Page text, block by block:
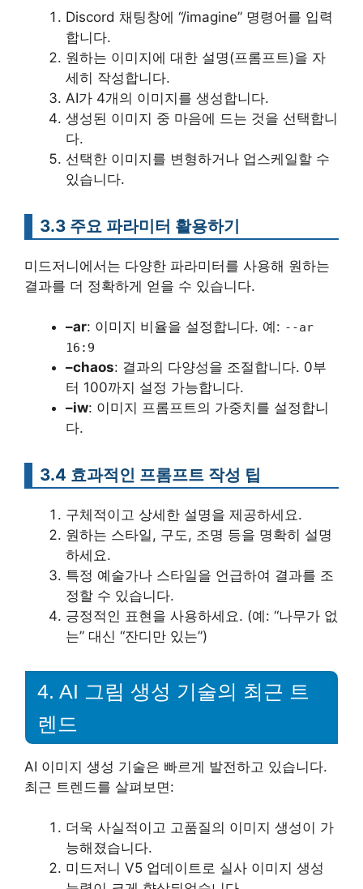
Discord 채팅창에 “/imagine” 명령어를 입력
합니다.
원하는 이미지에 대한 설명(프롬프트)을 자
세히 작성합니다.
AI가 4개의 이미지를 생성합니다.
생성된 이미지 중 마음에 드는 것을 선택합니
다.
선택한 이미지를 변형하거나 업스케일할 수
있습니다.
3.3 주요 파라미터 활용하기
미드저니에서는 다양한 파라미터를 사용해 원하는
결과를 더 정확하게 얻을 수 있습니다.
–ar: 이미지 비율을 설정합니다. 예: --ar
16:9
–chaos: 결과의 다양성을 조절합니다. 0부
터 100까지 설정 가능합니다.
–iw: 이미지 프롬프트의 가중치를 설정합니
다.
3.4 효과적인 프롬프트 작성 팁
구체적이고 상세한 설명을 제공하세요.
원하는 스타일, 구도, 조명 등을 명확히 설명
하세요.
특정 예술가나 스타일을 언급하여 결과를 조
정할 수 있습니다.
긍정적인 표현을 사용하세요. (예: “나무가 없
는” 대신 “잔디만 있는”)
4. AI 그림 생성 기술의 최근 트
렌드
AI 이미지 생성 기술은 빠르게 발전하고 있습니다.
최근 트렌드를 살펴보면:
더욱 사실적이고 고품질의 이미지 생성이 가
능해졌습니다.
미드저니 V5 업데이트로 실사 이미지 생성